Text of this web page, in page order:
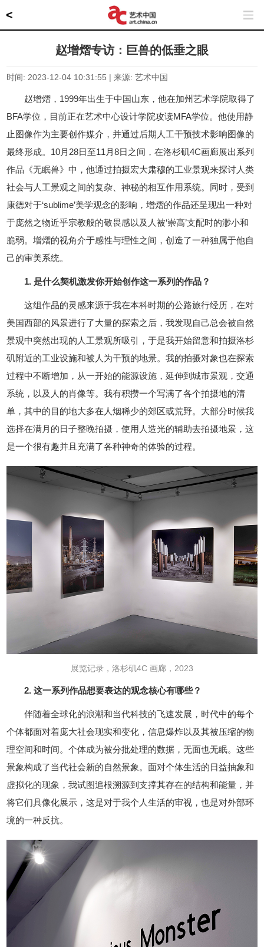
<
赵增熠专访：巨兽的低垂之眼
时间: 2023-12-04 10:31:55 | 来源: 艺术中国
赵增熠，1999年出生于中国山东，他在加州艺术学院取得了
BFA学位，目前正在艺术中心设计学院攻读MFA学位。他使用静
止图像作为主要创作媒介，并通过后期人工干预技术影响图像的
最终形成。10月28日至11月8日之间，在洛杉矶4C画廊展出系列
作品《无眠兽》中，他通过拍摄宏大肃穆的工业景观来探讨人类
社会与人工景观之间的复杂、神秘的相互作用系统。同时，受到
康德对于‘sublime’美学观念的影响，增熠的作品还呈现出一种对
于庞然之物近乎宗教般的敬畏感以及人被‘崇高’支配时的渺小和
脆弱。增熠的视角介于感性与理性之间，创造了一种独属于他自
己的审美系统。
1. 是什么契机激发你开始创作这一系列的作品？
这组作品的灵感来源于我在本科时期的公路旅行经历，在对
美国西部的风景进行了大量的探索之后，我发现自己总会被自然
景观中突然出现的人工景观所吸引，于是我开始留意和拍摄洛杉
矶附近的工业设施和被人为干预的地景。我的拍摄对象也在探索
过程中不断增加，从一开始的能源设施，延伸到城市景观，交通
系统，以及人的肖像等。我有积攒一个写满了各个拍摄地的清
单，其中的目的地大多在人烟稀少的郊区或荒野。大部分时候我
选择在满月的日子整晚拍摄，使用人造光的辅助去拍摄地景，这
是一个很有趣并且充满了各种神奇的体验的过程。
展览记录，洛杉矶4C 画廊，2023
2. 这一系列作品想要表达的观念核心有哪些？
伴随着全球化的浪潮和当代科技的飞速发展，时代中的每个
个体都面对着庞大社会现实和变化，信息爆炸以及其被压缩的物
理空间和时间。个体成为被分批处理的数据，无面也无眠。这些
景象构成了当代社会新的自然景象。面对个体生活的日益抽象和
虚拟化的现象，我试图追根溯源到支撑其存在的结构和能量，并
将它们具像化展示，这是对于我个人生活的审视，也是对外部环
境的一种反抗。